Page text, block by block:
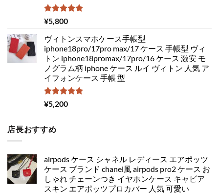
5段階中
5.00
¥5,800
ヴィトンスマホケース手帳型
iphone18pro/17pro max/17 ケース 手帳型 ヴィ
トン iphone18promax/17pro/16 ケース 激安 モ
ノグラム柄 iphone ケース ルイ ヴィトン 人気 ア
イフォンケース 手帳 型
5段階中
5.00
¥5,200
店長おすすめ
airpods ケース シャネル レディース エアポッツ
ケース ブランド chanel風 airpods pro2 ケース お
しゃれ チェーンつき イヤホンケース キャビア
スキン エアポッツプロカバー 人気 可愛い